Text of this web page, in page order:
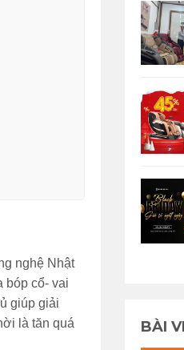
nghệ Nhật
bóp cổ- vai
giúp giải
là tăn quá
BÀI